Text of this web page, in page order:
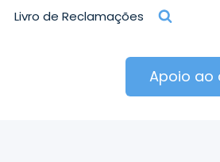
Livro de Reclamações
Apoio ao